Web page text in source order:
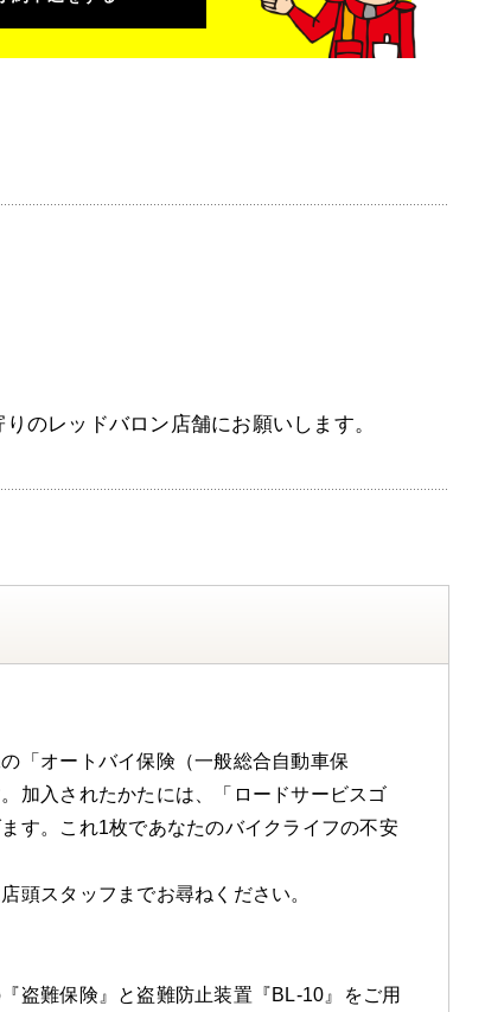
のレッドバロン店舗にお願いします。
「オートバイ保険（一般総合自動車保
加入されたかたには、「ロードサービスゴ
す。これ1枚であなたのバイクライフの不安
頭スタッフまでお尋ねください。
盗難保険』と盗難防止装置『BL-10』をご用